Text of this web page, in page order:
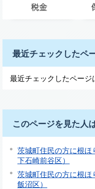
最近チェックしたペ
最近チェックしたページ
このページを見た人
茨城町住民の方に根ほ
下石崎前谷区）
茨城町住民の方に根ほ
飯沼区）